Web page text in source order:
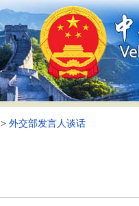
> 外交部发言人谈话